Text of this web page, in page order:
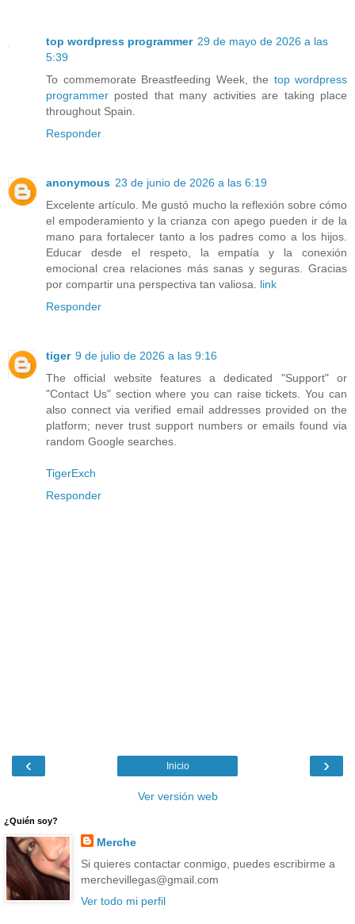
top wordpress programmer 29 de mayo de 2026 a las
5:39
To commemorate Breastfeeding Week, the top wordpress
programmer posted that many activities are taking place
throughout Spain.
Responder
anonymous 23 de junio de 2026 a las 6:19
Excelente artículo. Me gustó mucho la reflexión sobre cómo
el empoderamiento y la crianza con apego pueden ir de la
mano para fortalecer tanto a los padres como a los hijos.
Educar desde el respeto, la empatía y la conexión
emocional crea relaciones más sanas y seguras. Gracias
por compartir una perspectiva tan valiosa. link
Responder
tiger 9 de julio de 2026 a las 9:16
The official website features a dedicated "Support" or
"Contact Us" section where you can raise tickets. You can
also connect via verified email addresses provided on the
platform; never trust support numbers or emails found via
random Google searches.
TigerExch
Responder
‹ ›
Inicio
Ver versión web
¿Quién soy?
Merche
Si quieres contactar conmigo, puedes escribirme a
merchevillegas@gmail.com
Ver todo mi perfil